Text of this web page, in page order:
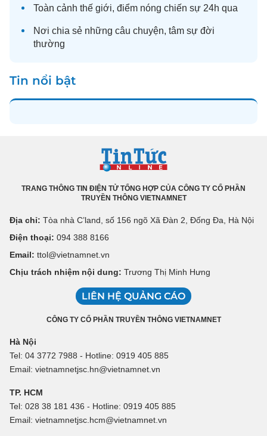
Toàn cảnh thế giới, điểm nóng chiến sự 24h qua
Nơi chia sẻ những câu chuyện, tâm sự đời
thường
Tin nổi bật
TRANG THÔNG TIN ĐIỆN TỬ TỔNG HỢP CỦA CÔNG TY CỔ PHẦN
TRUYỀN THÔNG VIETNAMNET
Địa chỉ: Tòa nhà C’land, số 156 ngõ Xã Đàn 2, Đống Đa, Hà Nội
Điện thoại: 094 388 8166
Email: ttol@vietnamnet.vn
Chịu trách nhiệm nội dung: Trương Thị Minh Hưng
LIÊN HỆ QUẢNG CÁO
CÔNG TY CỔ PHẦN TRUYỀN THÔNG VIETNAMNET
Hà Nội
Tel: 04 3772 7988 - Hotline: 0919 405 885
Email: vietnamnetjsc.hn@vietnamnet.vn
TP. HCM
Tel: 028 38 181 436 - Hotline: 0919 405 885
Email: vietnamnetjsc.hcm@vietnamnet.vn